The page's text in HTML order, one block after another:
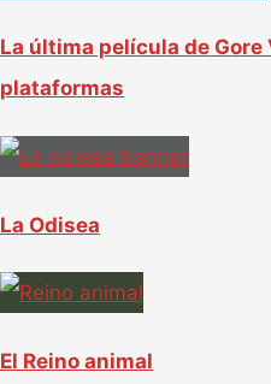
La última película de
plataformas
La Odisea
El Reino animal